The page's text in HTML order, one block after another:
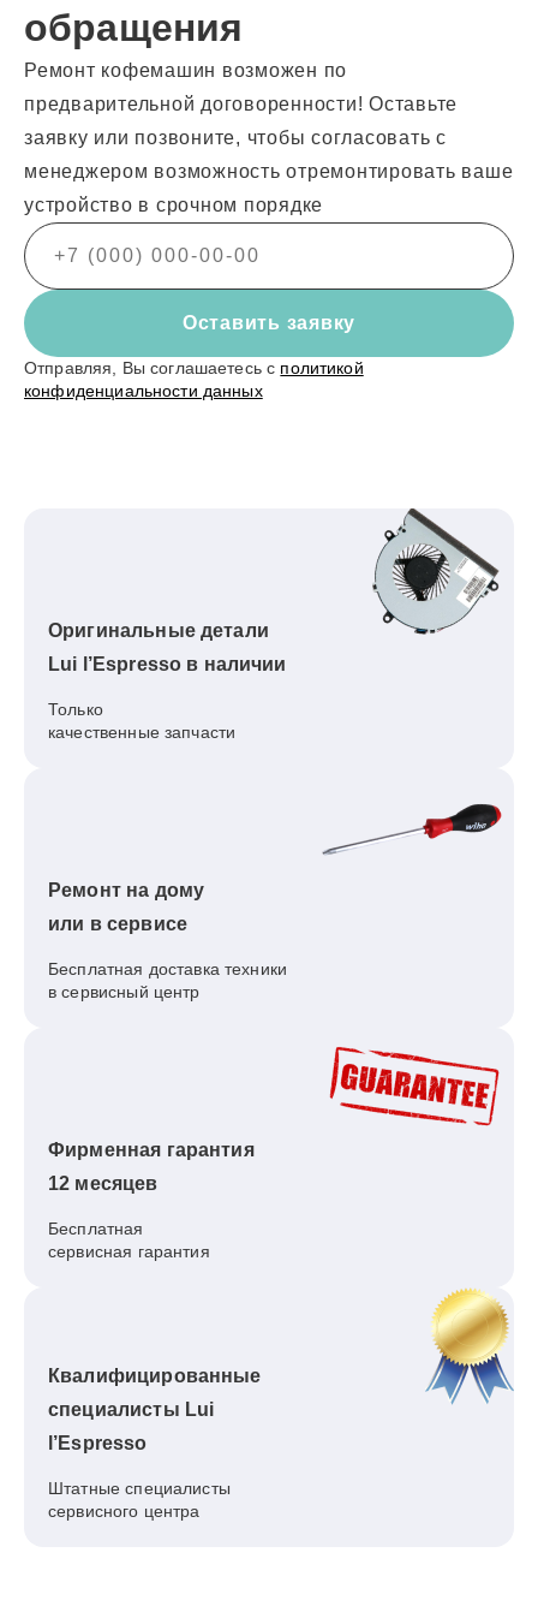
обращения
Ремонт кофемашин возможен по
предварительной договоренности! Оставьте
заявку или позвоните, чтобы согласовать с
менеджером возможность отремонтировать ваше
устройство в срочном порядке
Оставить заявку
Отправляя, Вы соглашаетесь с политикой
конфиденциальности данных
Оригинальные детали
Lui l’Espresso в наличии
Только
качественные запчасти
Ремонт на дому
или в сервисе
Бесплатная доставка техники
в сервисный центр
Фирменная гарантия
12 месяцев
Бесплатная
сервисная гарантия
Квалифицированные
специалисты Lui
l’Espresso
Штатные специалисты
сервисного центра